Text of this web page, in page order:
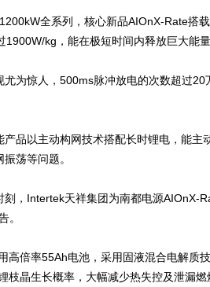
全系列，核心新品AIOnX-Rate搭载
kg，能在极短时间内释放巨大能量
惊人，500ms脉冲放电的次数超过20
以主动构网技术搭配长时锂电，能主
荡等问题。
Intertek天祥集团为南都电源AIOnX-
。
倍率55Ah电池，采用固液混合电解质
枝晶生长概率，大幅减少热失控及泄漏